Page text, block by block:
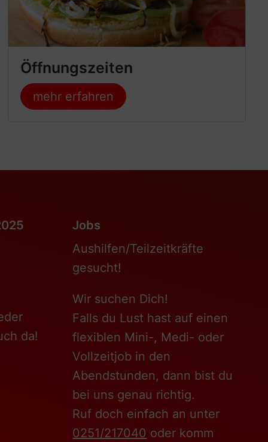
Öffnungszeiten
mehr erfahren
da!
Jobs
Aushilfen/Teilzeitkräfte
gesucht!
Wir suchen Dich!
Falls du Lust hast auf einen
flexiblen Mini-, Medi- oder
Vollzeitjob in den
Abendstunden, dann bist du
bei uns genau richtig.
Ruf doch einfach an unter
0251/217040 oder komm